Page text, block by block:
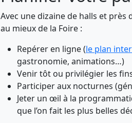
Avec une dizaine de halls et près
au mieux de la Foire :
Repérer en ligne (le plan
gastronomie, animations…)
Venir tôt ou privilégier les
Participer aux nocturnes
Jeter un œil à la
que l’on fait les plus belles